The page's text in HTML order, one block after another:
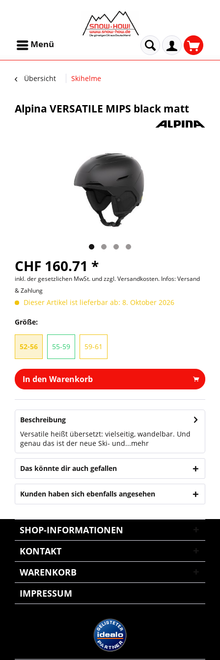
Menü
Übersicht Skihelme
Alpina VERSATILE MIPS black matt
CHF 160.71 *
inkl. der gesetzlichen MwSt. undzzgl. Versandkosten. Infos: Versand
& Zahlung
Dieser Artikel ist lieferbar ab: 8. Oktober 2026
Größe:
52-56 55-59 59-61
In den Warenkorb
Beschreibung
Versatile heißt übersetzt: vielseitig, wandelbar. Und
genau das ist der neue Ski- und...mehr
Das könnte dir auch gefallen
Kunden haben sich ebenfalls angesehen
SHOP-INFORMATIONEN
KONTAKT
WARENKORB
IMPRESSUM